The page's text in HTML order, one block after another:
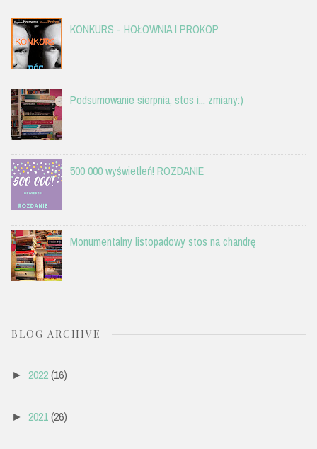
KONKURS - HOŁOWNIA I PROKOP
Podsumowanie sierpnia, stos i... zmiany:)
500 000 wyświetleń! ROZDANIE
Monumentalny listopadowy stos na chandrę
BLOG ARCHIVE
► 2022(16)
► 2021(26)